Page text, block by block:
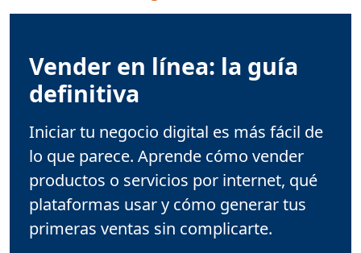
Vender en línea: la guía
definitiva
Iniciar tu negocio digital es más fácil de
lo que parece. Aprende cómo vender
productos o servicios por internet, qué
plataformas usar y cómo generar tus
primeras ventas sin complicarte.